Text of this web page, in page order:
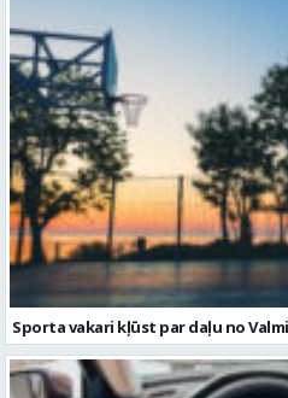
Sporta vakari kļūst par daļu no